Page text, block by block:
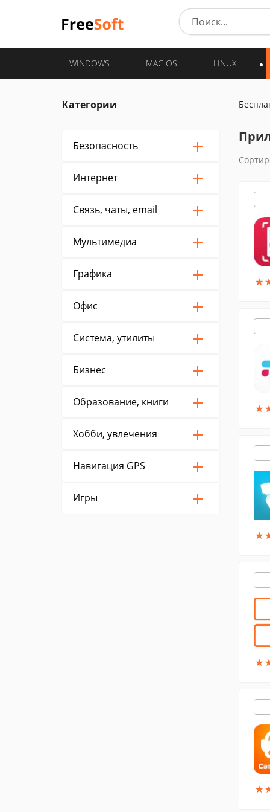
WINDOWS MAC OS LINUX
Категории
Безопасность
Интернет
Связь, чаты, email
Мультимедиа
Графика
Офис
Система, утилиты
Бизнес
Образование, книги
Хобби, увлечения
Навигация GPS
Игры
★
★
★
★
★
★
★
★
★
★